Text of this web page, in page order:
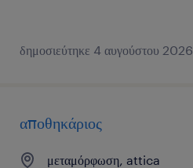
δημοσιεύτηκε 4 αυγούστου 2026
αποθηκάριος
μεταμόρφωση, attica